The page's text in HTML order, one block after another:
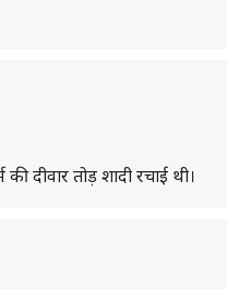
दीवार तोड़ शादी रचाई थी।